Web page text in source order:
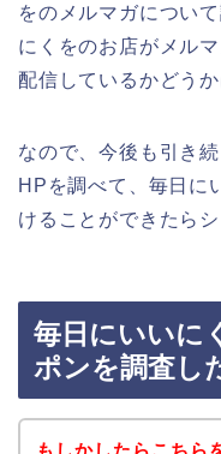
をのメルマガについ
にくをのお店がメル
配信しているかどう
なので、今後も引き
HPを調べて、毎日に
けることができたら
毎日にいいに
ポンを調査し
もしかしたらこちら